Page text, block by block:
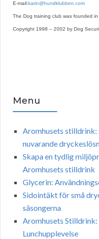
E-mail:karin@hundklubben.com
The Dog training club was founded in
Copyright 1998 – 2002 by Dog
Menu
Aromhusets stilldrink:
nuvarande
Skapa en tydlig
Aromhusets stilldrink
Glycerin:
Sidointäkt för små
säsongerna
Aromhusets Stilldrink:
Lunchupplevelse